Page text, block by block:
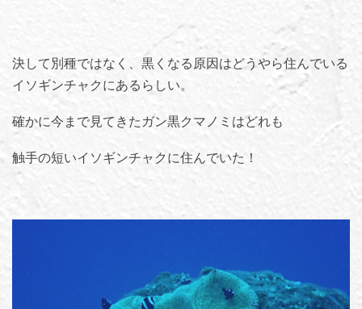
決して別種ではなく、黒くなる原因はどうやら住んでいる
イソギンチャクにあるらしい。
確かに今まで見てきたガン黒クマノミはどれも
触手の短いイソギンチャクに住んでいた！